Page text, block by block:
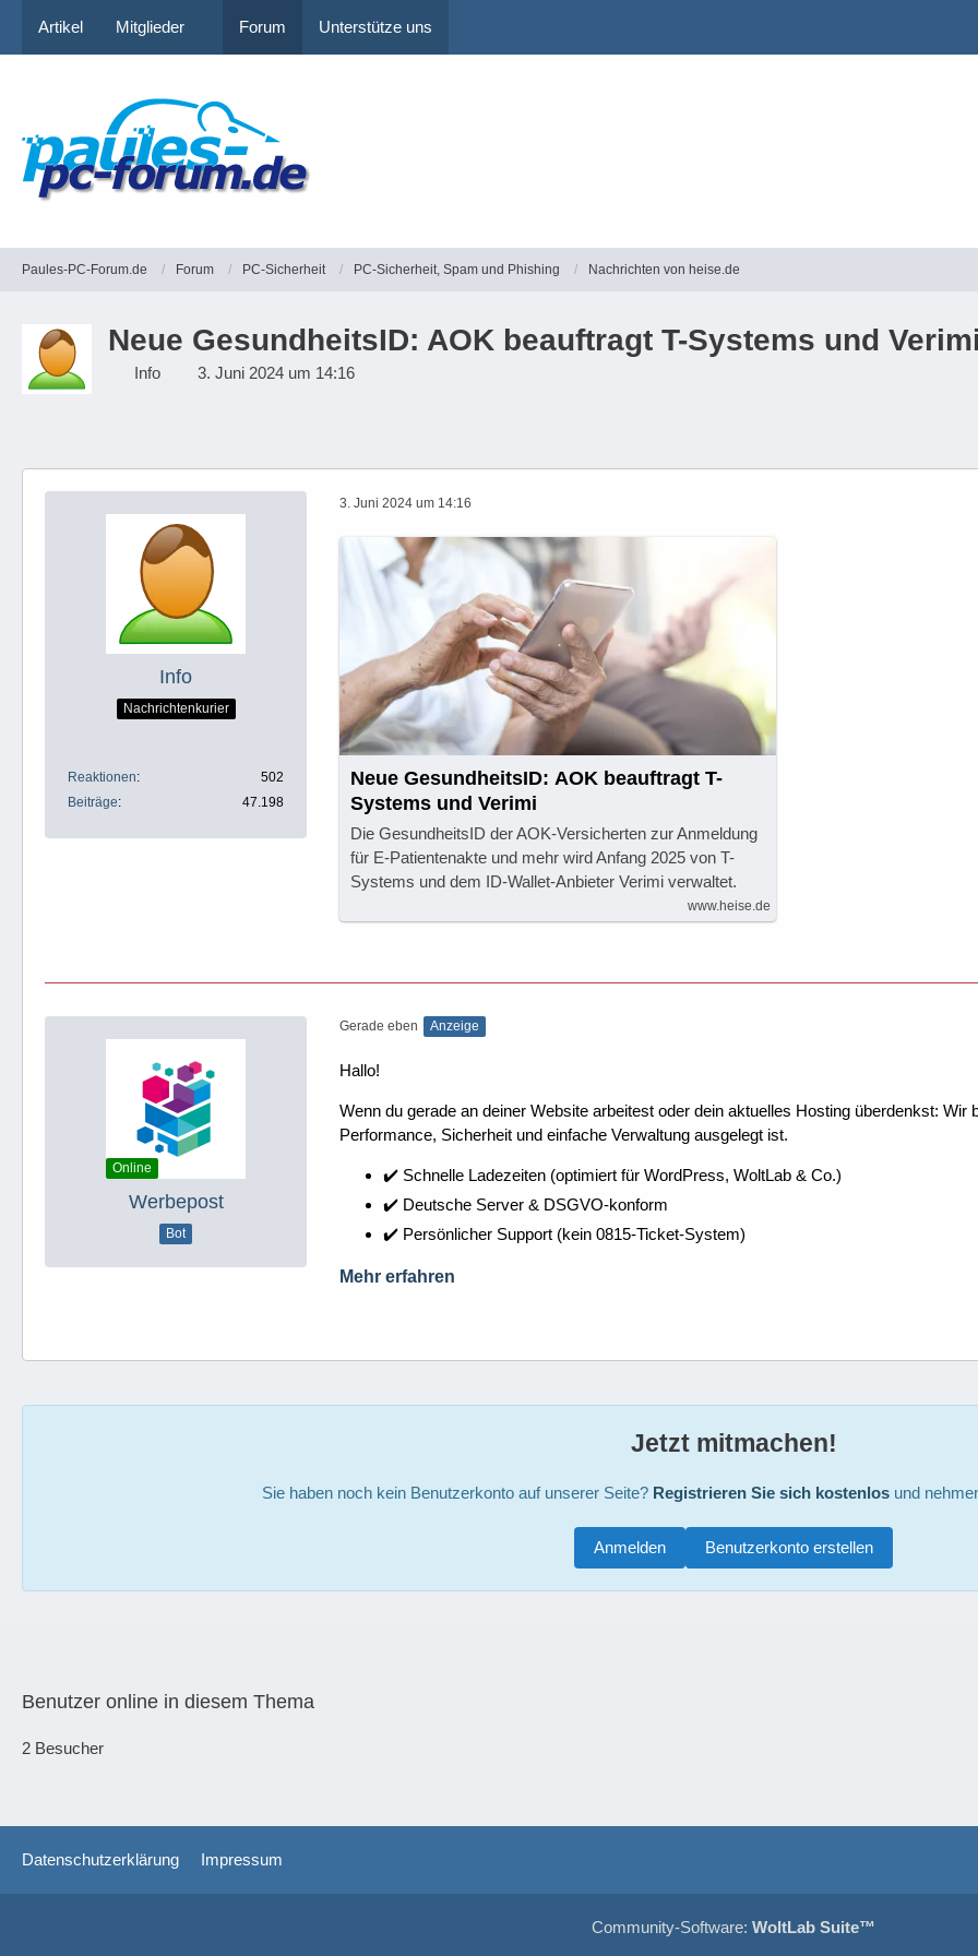
Artikel Mitglieder Forum Unterstütze uns
Paules-PC-Forum.de Forum PC-Sicherheit PC-Sicherheit, Spam und Phishing Nachrichten von heise.de
Neue GesundheitsID: AOK beauftragt T-Systems und
Info 3. Juni 2024 um 14:16
Info
Nachrichtenkurier
Reaktionen
502
Beiträge
47.198
3. Juni 2024 um 14:16
Neue GesundheitsID: AOK beauftragt T-
Systems und Verimi
Die GesundheitsID der AOK-Versicherten zur Anmeldung
für E-Patientenakte und mehr wird Anfang 2025 von T-
Systems und dem ID-Wallet-Anbieter Verimi verwaltet.
www.heise.de
Online
Werbepost
Bot
Gerade eben Anzeige
Hallo!
Wenn du gerade an deiner Website arbeitest oder dein aktuelles Hosting überdenkst:
Performance, Sicherheit und einfache Verwaltung ausgelegt ist.
✔️ Schnelle Ladezeiten (optimiert für WordPress, WoltLab & Co.)
✔️ Deutsche Server & DSGVO-konform
✔️ Persönlicher Support (kein 0815-Ticket-System)
Mehr erfahren
Jetzt mitmachen!
Sie haben noch kein Benutzerkonto auf unserer Seite? Registrieren Sie sich kostenlosund
Benutzerkonto erstellen
Anmelden
Benutzer online in diesem Thema
2 Besucher
Datenschutzerklärung Impressum
Community-Software: WoltLab Suite™